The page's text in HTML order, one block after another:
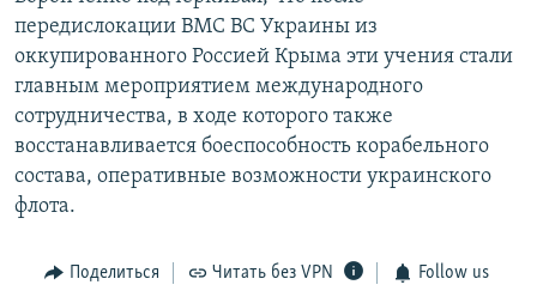
передислокации ВМС ВС Украины из
оккупированного Россией Крыма эти учения стали
главным мероприятием международного
сотрудничества, в ходе которого также
восстанавливается боеспособность корабельного
состава, оперативные возможности украинского
флота.
Поделиться Читать без VPN Follow us